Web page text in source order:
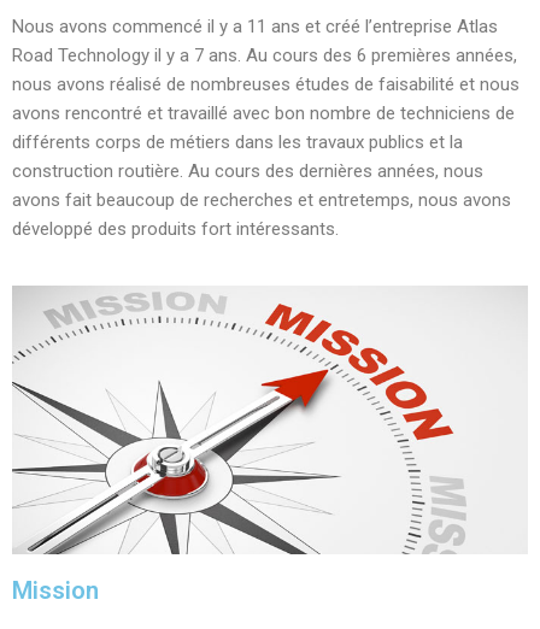
Nous avons commencé il y a 11 ans et créé l’entreprise Atlas
Road Technology il y a 7 ans. Au cours des 6 premières années,
nous avons réalisé de nombreuses études de faisabilité et nous
avons rencontré et travaillé avec bon nombre de techniciens de
différents corps de métiers dans les travaux publics et la
construction routière. Au cours des dernières années, nous
avons fait beaucoup de recherches et entretemps, nous avons
développé des produits fort intéressants.
Mission